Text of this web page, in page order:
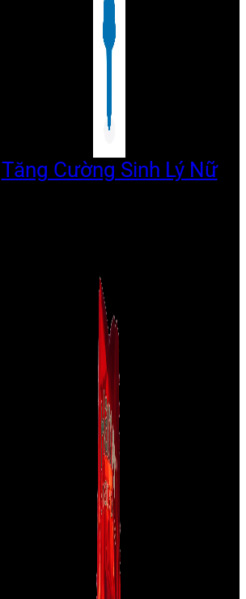
Tăng Cường Sinh Lý Nữ